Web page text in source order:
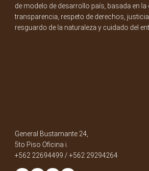
de modelo de desarrollo país, basada en
transparencia, respeto de derechos,
resguardo de la naturaleza y cuidado del
General Bustamante 24,
5to Piso Oficina i.
+562 22694499 / +562 29294264